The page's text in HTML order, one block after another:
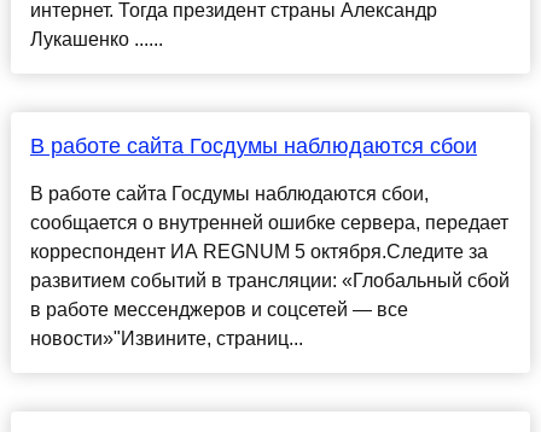
интернет. Тогда президент страны Александр
Лукашенко ......
В работе сайта Госдумы наблюдаются сбои
В работе сайта Госдумы наблюдаются сбои,
сообщается о внутренней ошибке сервера, передает
корреспондент ИА REGNUM 5 октября.Следите за
развитием событий в трансляции: «Глобальный сбой
в работе мессенджеров и соцсетей — все
новости»"Извините, страниц...